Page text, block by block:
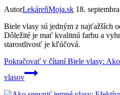
AutorLekáreňMoja.sk 18.
Biele vlasy sú jedným z najťažších
Dôležité je mať kvalitnú farbu a
starostlivosť je kľúčová.
Pokračovať v čítaníBiele vlasy:
vlasov